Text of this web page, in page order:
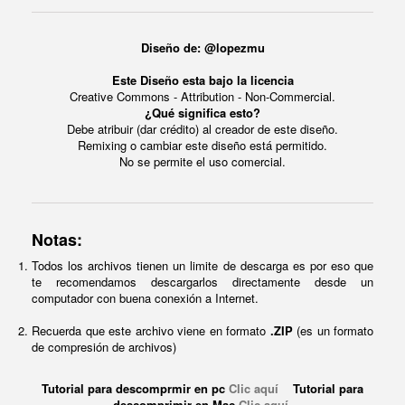
Diseño de: @lopezmu
Este Diseño esta bajo la licencia
Creative Commons - Attribution - Non-Commercial.
¿Qué significa esto?
Debe atribuir (dar crédito) al creador de este diseño.
Remixing o cambiar este diseño está permitido.
No se permite el uso comercial.
Notas:
Todos los archivos tienen un limite de descarga es por eso que
te recomendamos descargarlos directamente desde un
computador con buena conexión a Internet.
Recuerda que este archivo viene en formato .ZIP(es un formato
de compresión de archivos)
Tutorial para descomprmir en pc Clic aquí Tutorial para